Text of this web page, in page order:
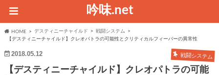
吟味.net
HOME デスティニーチャイルド
戦闘システム
【デスティニーチャイルド】クレオパトラの可能性とクリティカルフィーバーの異常性
2018.05.12 戦闘システム
【デスティニーチャイルド】クレオパトラの可能